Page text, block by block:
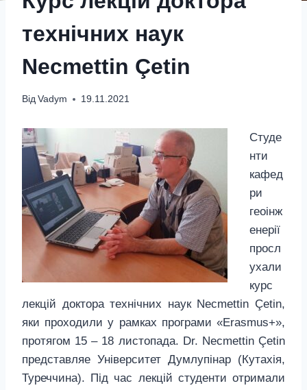
технічних наук
Necmettin Çetin
Від Vadym 19.11.2021
Студе
нти
кафед
ри
геоінж
енерії
просл
ухали
курс
лекцій доктора технічних наук Necmettin Çetin,
яки проходили у рамках програми «Erasmus+»,
протягом 15 – 18 листопада. Dr. Necmettin Çetin
представляе Університет Думлупінар (Кутахія,
Туреччина). Під час лекцій студенти отримали